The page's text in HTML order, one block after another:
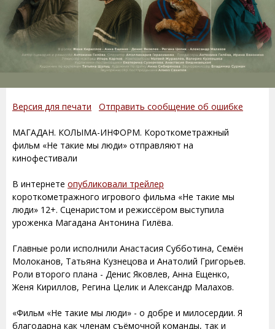
Версия для печати Отправить сообщение об ошибке
МАГАДАН. КОЛЫМА-ИНФОРМ. Короткометражный
фильм «Не такие мы люди» отправляют на
кинофестивали
В интернете опубликовали трейлер
короткометражного игрового фильма «Не такие мы
люди» 12+. Сценаристом и режиссёром выступила
уроженка Магадана Антонина Гилёва.
Главные роли исполнили Анастасия Субботина, Семён
Молоканов, Татьяна Кузнецова и Анатолий Григорьев.
Роли второго плана - Денис Яковлев, Анна Ещенко,
Женя Кириллов, Регина Целик и Александр Малахов.
«Фильм «Не такие мы люди» - о добре и милосердии. Я
благодарна как членам съёмочной команды, так и